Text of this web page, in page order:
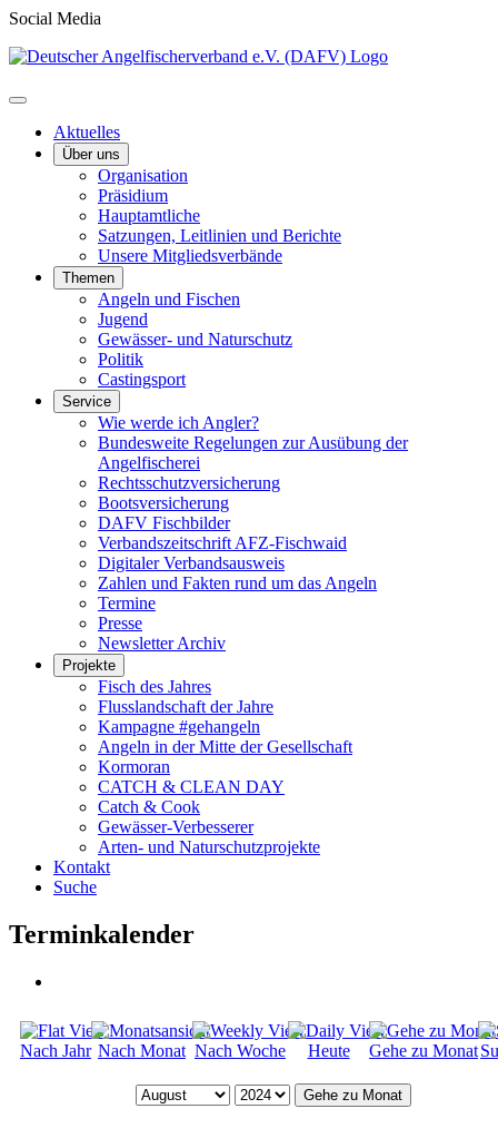
Social Media
Aktuelles
Über uns
Organisation
Präsidium
Hauptamtliche
Satzungen, Leitlinien und Berichte
Unsere Mitgliedsverbände
Themen
Angeln und Fischen
Jugend
Gewässer- und Naturschutz
Politik
Castingsport
Service
Wie werde ich Angler?
Bundesweite Regelungen zur Ausübung der
Angelfischerei
Rechtsschutzversicherung
Bootsversicherung
DAFV Fischbilder
Verbandszeitschrift AFZ-Fischwaid
Digitaler Verbandsausweis
Zahlen und Fakten rund um das Angeln
Termine
Presse
Newsletter Archiv
Projekte
Fisch des Jahres
Flusslandschaft der Jahre
Kampagne #gehangeln
Angeln in der Mitte der Gesellschaft
Kormoran
CATCH & CLEAN DAY
Catch & Cook
Gewässer-Verbesserer
Arten- und Naturschutzprojekte
Kontakt
Suche
Terminkalender
Nach Jahr Nach Monat Nach Woche Heute Gehe zu Monat
Gehe zu Monat